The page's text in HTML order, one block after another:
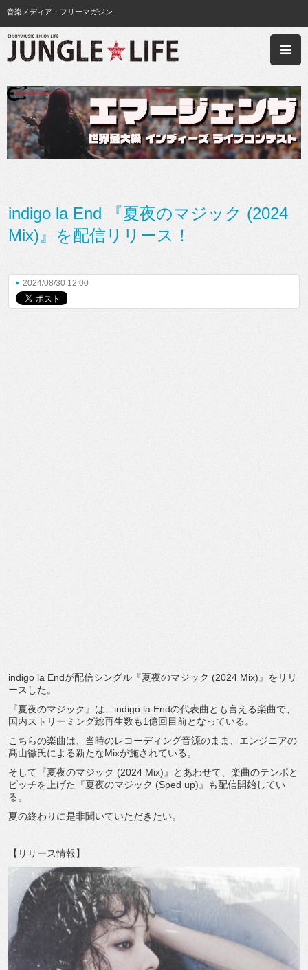
音楽メディア・フリーマガジン
indigo la End 『夏夜のマジック (2024
Mix)』を配信リリース！
2024/08/30 12:00
indigo la Endが配信シングル『夏夜のマジック (2024 Mix)』をリリ
ースした。
『夏夜のマジック』は、indigo la Endの代表曲とも言える楽曲で、
国内ストリーミング総再生数も1億回目前となっている。
こちらの楽曲は、当時のレコーディング音源のまま、エンジニアの
髙山徹氏による新たなMixが施されている。
そして『夏夜のマジック (2024 Mix)』とあわせて、楽曲のテンポと
ピッチを上げた『夏夜のマジック (Sped up)』も配信開始してい
る。
夏の終わりに是非聞いていただきたい。
【リリース情報】